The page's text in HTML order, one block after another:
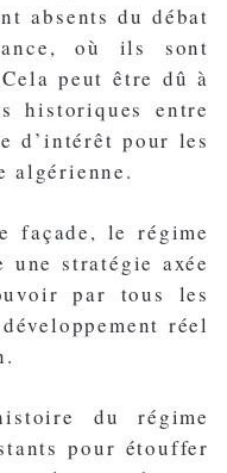
absents du débat
où ils sont
peut être dû à
historiques entre
d’intérêt pour les
algérienne.
façade, le régime
stratégie axée
par tous les
réel
du régime
pour étouffer